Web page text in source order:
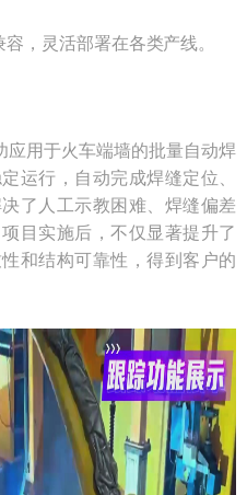
，灵活部署在各类产线。
用于火车端墙的批量自动焊
运行，自动完成焊缝定位、
了人工示教困难、焊缝偏差
目实施后，不仅显著提升了
和结构可靠性，得到客户的